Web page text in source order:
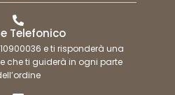
Telefonico
e ti risponderà una
che ti guiderà in ogni parte